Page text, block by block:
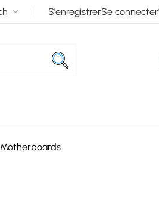
S'enregistrerSe connecter
Motherboards